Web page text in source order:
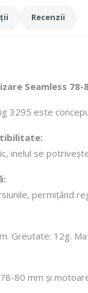
Recenzii
Seamless 78-
3295 este
inelul se
permițând
Greutate: 12g.
80 mm și